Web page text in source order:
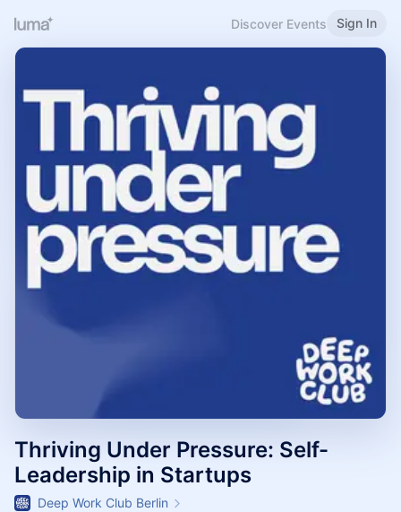
Discover Events Sign In
Thriving Under Pressure: Self-
Leadership in Startups
Deep Work Club Berlin